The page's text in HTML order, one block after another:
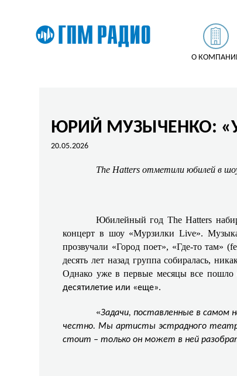
О
ЮРИЙ МУЗЫЧЕНКО:
20.05.2026
The Hatters отметили юбилей в
Юбилейный год The Hatters
концерт в шоу «Мурзилки Live».
прозвучали «Город поет», «Где-то
десять лет назад группа собиралась,
Однако уже в первые месяцы все пошло
десятилетие или «еще».
«Задачи, поставленные в самом
честно. Мы артисты эстрадного
стоит – только он может в ней